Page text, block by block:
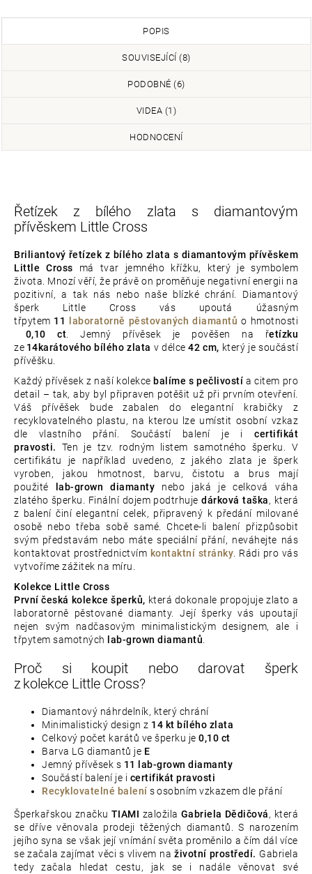
POPIS
SOUVISEJÍCÍ (8)
PODOBNÉ (6)
VIDEA (1)
HODNOCENÍ
Řetízek z bílého zlata s diamantovým
přívěskem Little Cross
Briliantový řetízek z bílého zlata s diamantovým přívěskem
Little Cross má tvar jemného křížku, který je symbolem
života. Mnozí věří, že právě on proměňuje negativní energii na
pozitivní, a tak nás nebo naše blízké chrání. Diamantový
šperk Little Cross vás upoutá úžasným
třpytem 11 laboratorně pěstovaných diamantů o hmotnosti
0,10 ct. Jemný přívěsek je pověšen na řetízku
ze 14karátového bílého zlata v délce 42 cm, který je součástí
přívěšku.
Každý přívěsek z naší kolekce balíme s pečlivostí a citem pro
detail – tak, aby byl připraven potěšit už při prvním otevření.
Váš přívěšek bude zabalen do elegantní krabičky z
recyklovatelného plastu, na kterou lze umístit osobní vzkaz
dle vlastního přání. Součástí balení je i certifikát
pravosti. Ten je tzv. rodným listem samotného šperku. V
certifikátu je například uvedeno, z jakého zlata je šperk
vyroben, jakou hmotnost, barvu, čistotu a brus mají
použité
lab-grown diamanty nebo jaká je celková váha
zlatého šperku. Finální dojem podtrhujedárková taška, která
z balení činí elegantní celek, připravený k předání milované
osobě nebo třeba sobě samé. Chcete-li balení přizpůsobit
svým představám nebo máte speciální přání, neváhejte nás
kontaktovat prostřednictvím kontaktní stránky. Rádi pro vás
vytvoříme zážitek na míru.
Kolekce Little Cross
První česká kolekce šperků, která dokonale propojuje zlato a
laboratorně pěstované diamanty. Její šperky vás upoutají
nejen svým nadčasovým minimalistickým designem, ale i
třpytem samotných
lab-grown diamantů.
Proč si koupit nebo darovat šperk
z kolekce Little Cross?
Diamantový náhrdelník, který chrání
Minimalistický design z 14 kt bílého zlata
Celkový počet karátů ve šperku je 0,10 ct
Barva LG diamantů je E
Jemný přívěsek s 11 lab-grown diamanty
Součástí balení je i certifikát pravosti
Recyklovatelné balení sosobním vzkazem dle přání
Šperkařskou značku TIAMI založila Gabriela Dědičová, která
se dříve věnovala prodeji těžených diamantů. S narozením
jejího syna se však její vnímání světa proměnilo a čím dál více
se začala zajímat věci s vlivem naživotní prostředí. Gabriela
tedy začala hledat cestu, jak se i nadále věnovat své